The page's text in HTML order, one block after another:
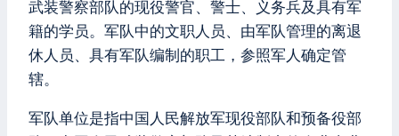
武装警察部队的现役警官、警士、义务兵及具有军
籍的学员。军队中的文职人员、由军队管理的离退
休人员、具有军队编制的职工，参照军人确定管
辖。
军队单位是指中国人民解放军现役部队和预备役部